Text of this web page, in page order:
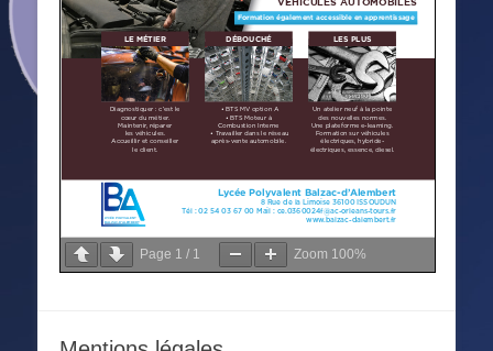
Page 1 / 1 Zoom 100%